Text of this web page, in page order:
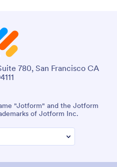
780, San Francisco CA
"Jotform" and the Jotform
of Jotform Inc.